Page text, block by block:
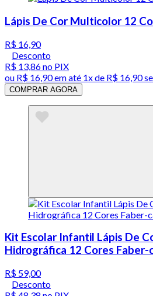
Lápis De Cor Multicolor 12
R$ 16,90
Desconto
R$ 13,86no PIX
ou R$ 16,90em até 1x de R$ 16,90
COMPRAR AGORA
Kit Escolar Infantil Lápis De
Hidrográfica 12 Cores Faber-
R$ 59,00
Desconto